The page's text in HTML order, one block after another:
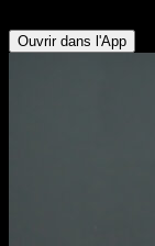
Ouvrir dans l'App